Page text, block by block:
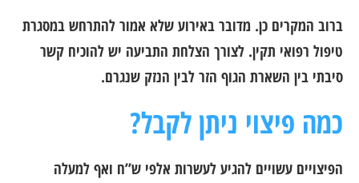
ברוב המקרים כן. מדובר באירוע שלא אמור להתרחש במסגרת
טיפול רפואי תקין. לצורך הצלחת התביעה יש להוכיח קשר
סיבתי בין השארת הגוף הזר לבין הנזק שנגרם.
כמה פיצוי ניתן לקבל?
הפיצויים עשויים להגיע לעשרות אלפי ש”ח ואף למעלה